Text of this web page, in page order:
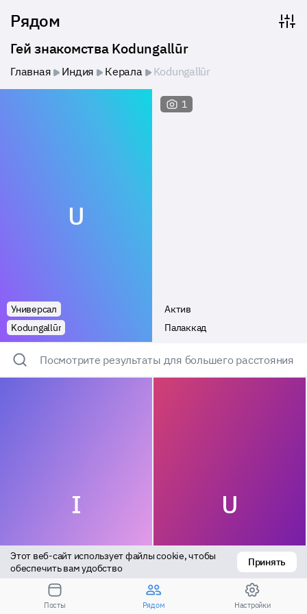
Рядом
Гей знакомства Kodungallūr
Главная Индия Керала Kodungallūr
U
Универсал
Kodungallūr
1
Актив
Палаккад
Посмотрите результаты для большего расстояния
I U
Этот веб-сайт использует файлы cookie, чтобы
обеспечить вам удобство
Принять
Посты Рядом Настройки